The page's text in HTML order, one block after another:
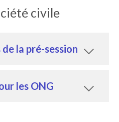
civile
la pré-session
les ONG